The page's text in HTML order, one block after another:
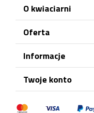
O kwiaciarni
WaszaKwiaciarnia
Tobie!
Posiadamy ponad
każdego dnia
Polski. Róże,
doniczkowe,
okazja jest
Oferta
Mapa strony
Informacje
Regulamin
Polityka
Twoje konto